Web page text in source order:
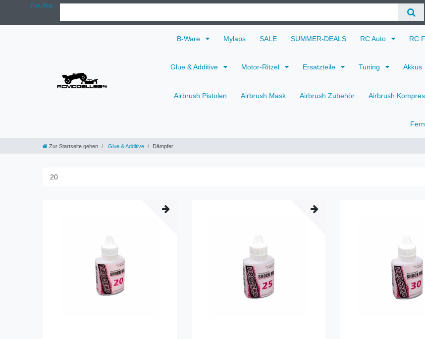
Zum Blog
B-Ware Mylaps SALE SUMMER-DEALS RC Auto RC
Glue & Additive Motor-Ritzel Ersatzteile Tuning Akkus
Airbrush Pistolen Airbrush Mask Airbrush Zubehör Airbrush
Zur Startseite gehen Glue & Additive Dämpfer